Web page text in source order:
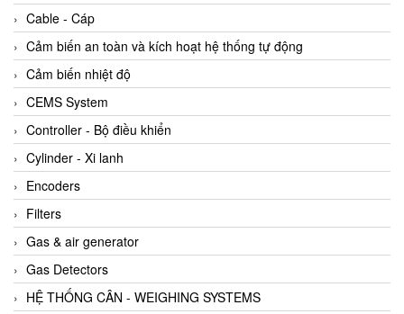
Cable - Cáp
Cảm biến an toàn và kích hoạt hệ thống tự động
Cảm biến nhiệt độ
CEMS System
Controller - Bộ điều khiển
Cylinder - Xi lanh
Encoders
Filters
Gas & air generator
Gas Detectors
HỆ THỐNG CÂN - WEIGHING SYSTEMS